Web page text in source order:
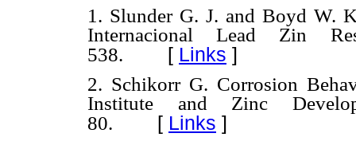
1. Slunder G. J. and Boyd W.
Internacional Lead Zin
538. [ Links ]
2. Schikorr G. Corrosion
Institute and Zinc
80. [ Links ]